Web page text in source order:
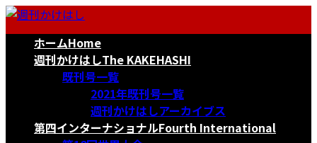
コ
ナ
ホームHome
週刊かけはしThe KAKEHASHI
既刊号一覧
2021年既刊号一覧
週刊かけはしアーカイブス
第四インターナショナルFourth International